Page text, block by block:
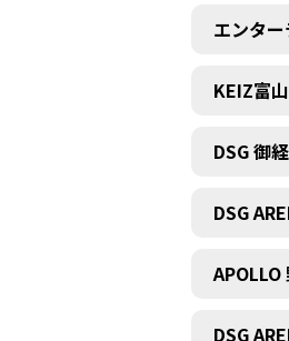
エンタ
KEIZ富
DSG 御
DSG
APOLLO
DSG